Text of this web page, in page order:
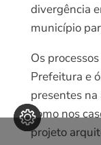
divergência
município
Os
Prefeitura e
presentes
como nos
projeto